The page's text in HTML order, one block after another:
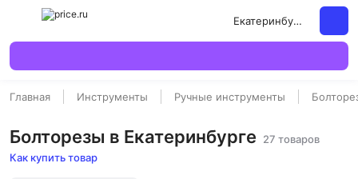
Екатеринбург
Главная Инструменты Ручные инструменты
Болторезы в Екатеринбурге
27 товаров
Как купить товар